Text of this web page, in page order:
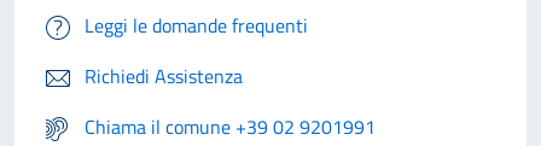
Leggi le domande frequenti
Richiedi Assistenza
Chiama il comune +39 02 9201991